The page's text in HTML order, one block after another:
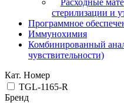
стерилизации и
Программное
Иммунохимия
Комбинированный
чувствительности)
Кат. Номер
TGL-1165-R
Бренд